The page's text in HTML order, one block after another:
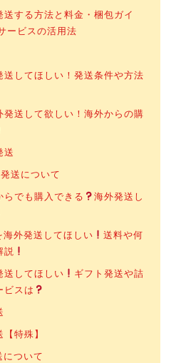
する方法と料金・梱包ガイ
ービスの活用法
送してほしい！発送条件や方法
発送して欲しい！海外からの購
送
送について
らでも購入できる
海外発送し
外発送してほしい
送料や何
説
送してほしい
ギフト発送や詰
ビスは
特殊】
ついて